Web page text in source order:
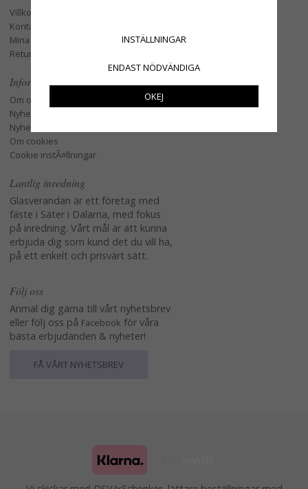
Villkor
Kontakta oss
Mina favoriter
Retur och Reklamation
Information
Om oss
Nyheter
Nyhetsbrev
Om cookies
Cookie instÃ¤llningar
Lantlig inredning
Glasverandan är ett företag med
fäste i Säter i Dalarna, med fokus
på inredning. Vårt mål är att kunna
erbjuda dig som kund det du vill ha,
på ett enkelt och prisvärt sätt.
Följ oss
Anmäl dig gärna till vårt nyhetsbrev
eller följ oss på Facebook för våra
bästa erbjudanden & nyheter!
FÅ VÅRT NYHETSBREV
INSTÄLLNINGAR
ENDAST NÖDVÄNDIGA
OKEJ